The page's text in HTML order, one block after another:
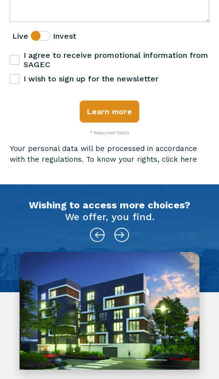
Live Invest
I agree to receive promotional information from
SAGEC
I wish to sign up for the newsletter
Learn more
* Required fields
Your personal data will be processed in accordance
with the regulations. To know your rights, click here
Wishing to access more choices?
We offer, you find.